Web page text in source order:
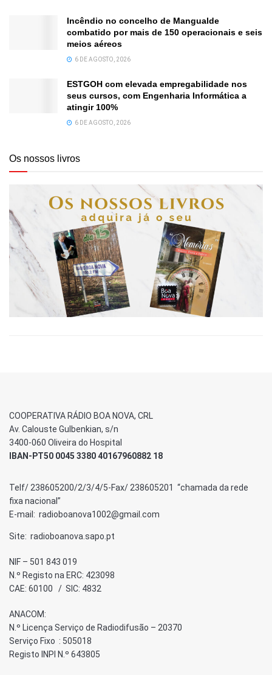
Incêndio no concelho de Mangualde
combatido por mais de 150 operacionais e seis
meios aéreos
6 DE AGOSTO, 2026
ESTGOH com elevada empregabilidade nos
seus cursos, com Engenharia Informática a
atingir 100%
6 DE AGOSTO, 2026
Os nossos livros
COOPERATIVA RÁDIO BOA NOVA, CRL
Av. Calouste Gulbenkian, s/n
3400-060 Oliveira do Hospital
IBAN-PT50 0045 3380 40167960882 18
Telf/ 238605200/2/3/4/5-Fax/ 238605201 “chamada da rede
fixa nacional”
E-mail: radioboanova1002@gmail.com
Site: radioboanova.sapo.pt
NIF – 501 843 019
N.º Registo na ERC: 423098
CAE: 60100 / SIC: 4832
ANACOM:
N.º Licença Serviço de Radiodifusão – 20370
Serviço Fixo : 505018
Registo INPI N.º 643805